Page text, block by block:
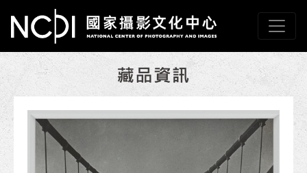
跳到主要內容
國家攝影文化中心
網頁導覽
:::